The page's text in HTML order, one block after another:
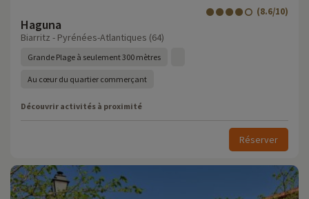
Haguna
(8.6/10)
Biarritz - Pyrénées-Atlantiques (64)
Grande Plage à seulement 300 mètres
Au cœur du quartier commerçant
Découvrir activités à proximité
Réserver